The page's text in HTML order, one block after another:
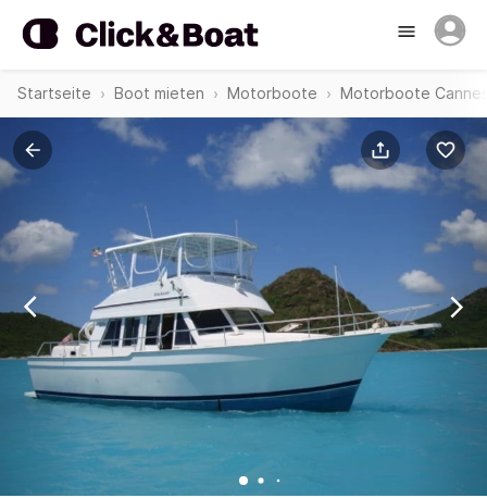
Startseite Boot mieten Motorboote Motorboote